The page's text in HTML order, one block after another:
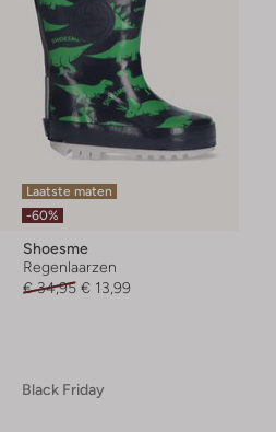
Laatste maten
-60%
Shoesme
Regenlaarzen
€ 34,95 € 13,99
Black Friday